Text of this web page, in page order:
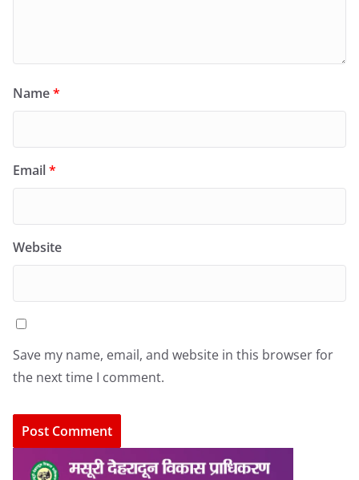
Name*
Email*
Website
Save my name, email, and website in this browser for
the next time I comment.